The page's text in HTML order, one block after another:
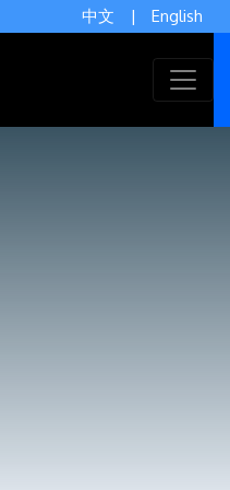
中文 | English